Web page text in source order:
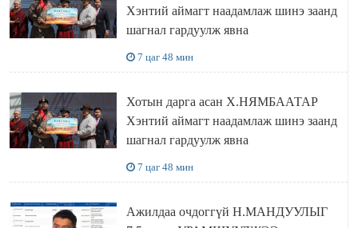
Хэнтий аймагт наадамлаж шинэ заанд
шагнал гардуулж явна
7 цаг 48 мин
Хотын дарга асан Х.НЯМБААТАР
Хэнтий аймагт наадамлаж шинэ заанд
шагнал гардуулж явна
7 цаг 48 мин
Ажилдаа очдоггүй Н.МАНДУУЛЫГ